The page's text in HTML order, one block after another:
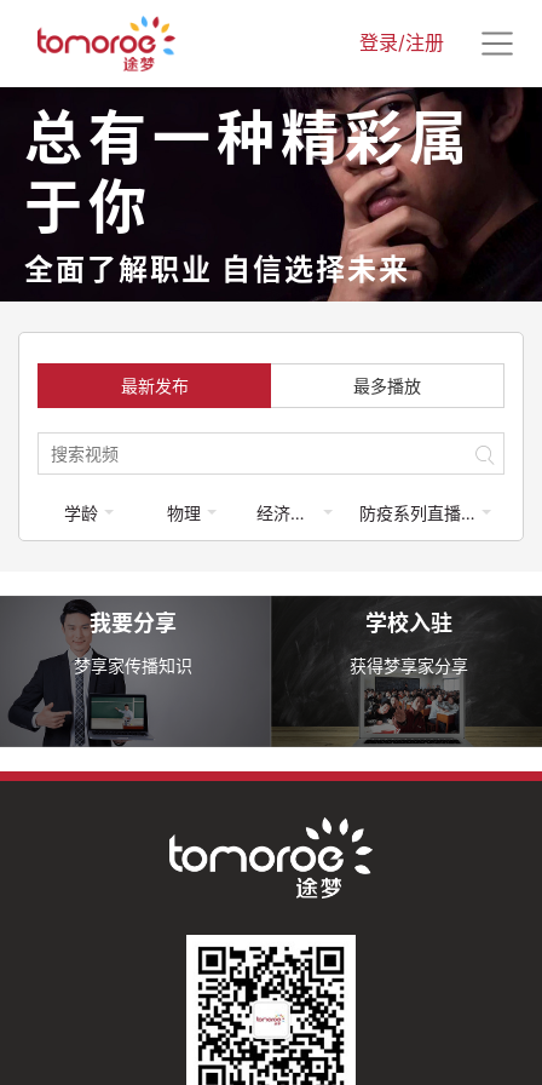
登录/注册
总有一种精彩属
于你
全面了解职业 自信选择未来
最新发布 最多播放
学龄 物理 经济学类 防疫系列直播课
我要分享
梦享家传播知识
学校入驻
获得梦享家分享